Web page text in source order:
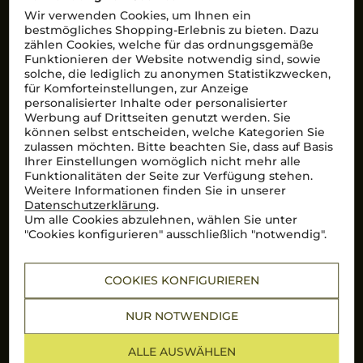
Wir verwenden Cookies, um Ihnen ein
bestmögliches Shopping-Erlebnis zu bieten. Dazu
zählen Cookies, welche für das ordnungsgemäße
Funktionieren der Website notwendig sind, sowie
solche, die lediglich zu anonymen Statistikzwecken,
für Komforteinstellungen, zur Anzeige
personalisierter Inhalte oder personalisierter
Werbung auf Drittseiten genutzt werden. Sie
können selbst entscheiden, welche Kategorien Sie
zulassen möchten. Bitte beachten Sie, dass auf Basis
Ihrer Einstellungen womöglich nicht mehr alle
Funktionalitäten der Seite zur Verfügung stehen.
Weitere Informationen finden Sie in unserer
Datenschutzerklärung.
Um alle Cookies abzulehnen, wählen Sie unter
"Cookies konfigurieren" ausschließlich "notwendig".
COOKIES KONFIGURIEREN
NUR NOTWENDIGE
ALLE AUSWÄHLEN
nicht von Unbe­fugten gelesen werden.
Hervorragend
Über 10.000 Bewertungen auf
Mehr Informationen
Top Links
Rotwein
Weißwein
Prosecco
Services
Lieferkonditionen
Kontakt
Bestellung widerrufen
Versandarten
Bewertungs-Richtlinien